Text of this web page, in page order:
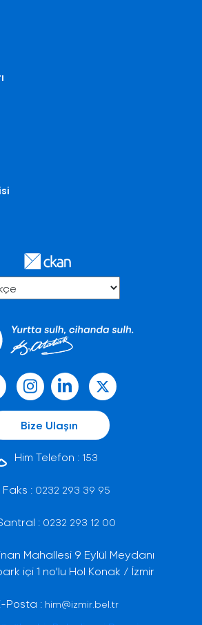
Bize Ulaşın
Him Telefon : 153
Faks : 0232 293 39 95
: 0232 293 12 00
Mahallesi 9 Eylül Meydanı
içi 1 no'lu Hol Konak / İzmir
Posta : him@izmir.bel.tr